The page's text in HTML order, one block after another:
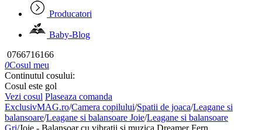
Producatori
Baby-Blog
0766716166
0Cosul meu
Continutul cosului:
Cosul este gol
Vezi cosul Plaseaza comanda
ExclusivMAG.ro/Camera copilului/Spatii de joaca/Leagane si
balansoare/Leagane si balansoare Joie/Leagane si balansoare
Gri/Joie - Balansoar cu vibratii si muzica Dreamer Fern